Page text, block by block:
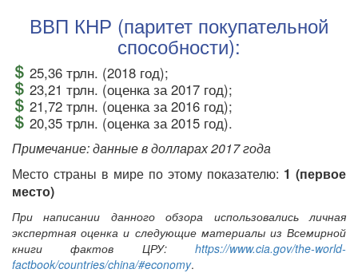
ВВП КНР (паритет покупательной
способности):
25,36 трлн. (2018 год);
23,21 трлн. (оценка за 2017 год);
21,72 трлн. (оценка за 2016 год);
20,35 трлн. (оценка за 2015 год).
Примечание: данные в долларах 2017 года
Место страны в мире по этому показателю: 1 (первое
место)
При написании данного обзора использовались личная
экспертная оценка и следующие материалы из Всемирной
книги фактов ЦРУ: https://www.cia.gov/the-world-
factbook/countries/china/#economy.